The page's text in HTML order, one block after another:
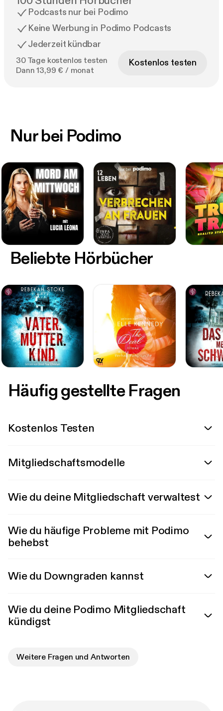
Podcasts nur bei Podimo
Keine Werbung in Podimo Podcasts
Jederzeit kündbar
30 Tage kostenlos testen
Dann 13,99 € / monat
Kostenlos testen
Nur bei Podimo
Beliebte Hörbücher
Häufig gestellte Fragen
Kostenlos Testen
Mitgliedschaftsmodelle
Wie du deine Mitgliedschaft verwaltest
Wie du häufige Probleme mit Podimo
behebst
Wie du Downgraden kannst
Wie du deine Podimo Mitgliedschaft
kündigst
Weitere Fragen und Antworten